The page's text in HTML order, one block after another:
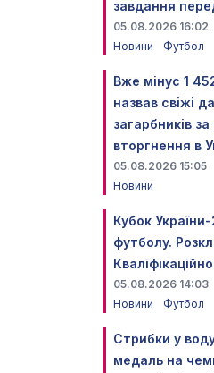
завдання
05.08.2026 16:02
Новини
Футбол
Вже мінус 1
назвав свіжі
загарбників
вторгнення в
05.08.2026 15:05
Новини
Кубок
футболу.
05.08.2026 14:03
Новини
Футбол
Стрибки у
медаль на